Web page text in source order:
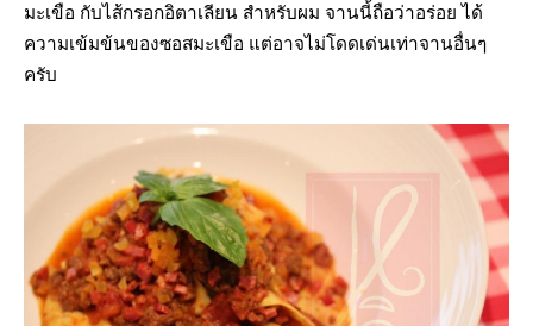
มะเขือ กับไส้กรอกอิตาเลียน สำหรับผม จานนี้ถือว่าอร่อย ได้
ความเข้มข้นของซอสมะเขือ แต่อาจไม่โดดเด่นเท่าจานอื่นๆ
ครับ